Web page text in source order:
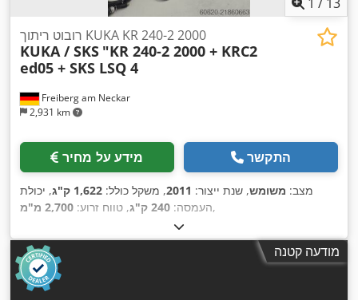
Freiberg am Neckar
2,931 km
רובוט ריתוך KUKA KR 240-2 2000
KUKA / SKS "KR 240-2 2000 + KRC2
ed05 + SKS LSQ 4
מידע על מחיר התקשר
מצב: משומש, שנת ייצור: 2011, משקל כולל: 1,622 ק"ג
, יכולת
העמסה: 240 ק"ג , טווח זרוע: 2,700 מ"מ ,
מודעה קטנה